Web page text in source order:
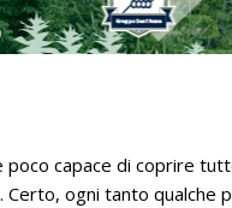
capace di coprire
ogni tanto qualche